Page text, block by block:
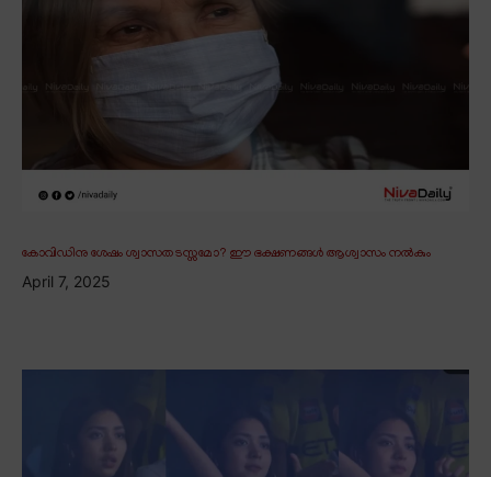
കോവിഡിനു ശേഷം ശ്വാസതടസ്സമോ? ഈ ഭക്ഷണങ്ങൾ ആശ്വാസം നൽകും
April 7, 2025